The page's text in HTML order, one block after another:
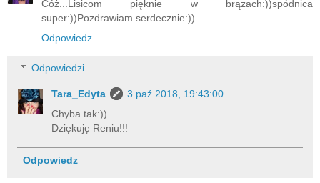
Cóż...Lisicom pięknie w brązach:))spódnica
super:))Pozdrawiam serdecznie:))
Odpowiedz
Odpowiedzi
Tara_Edyta
3 paź 2018, 19:43:00
Chyba tak:))
Dziękuję Reniu!!!
Odpowiedz